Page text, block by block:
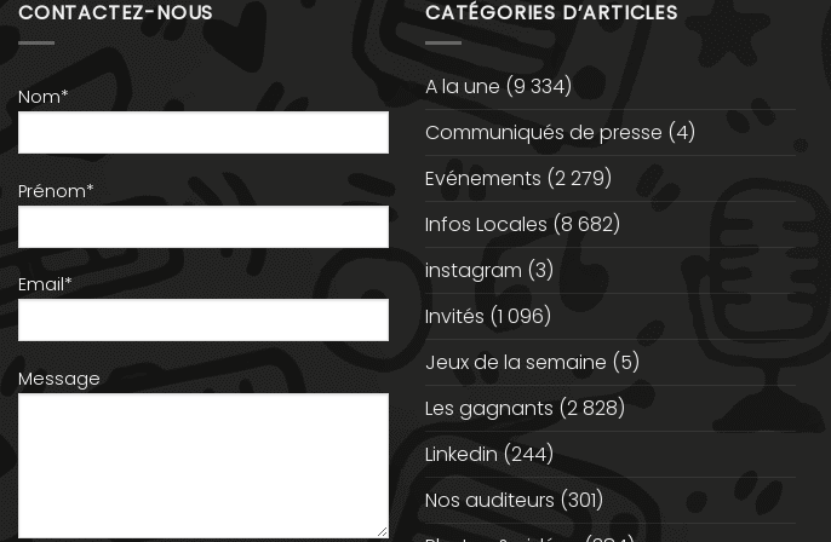
CONTACTEZ-NOUS
Nom*
Prénom*
Email*
Message
CATÉGORIES D’ARTICLES
A la une (9 334)
Communiqués de presse (4)
Evénements (2 279)
Infos Locales (8 682)
instagram (3)
Invités (1 096)
Jeux de la semaine (5)
Les gagnants (2 828)
Linkedin (244)
Nos auditeurs (301)